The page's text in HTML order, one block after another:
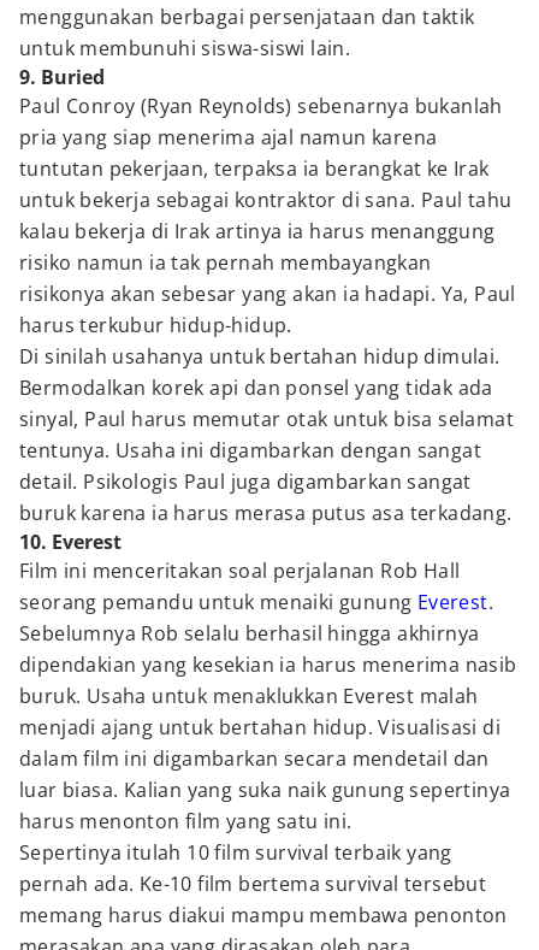
menggunakan berbagai persenjataan dan taktik
untuk membunuhi siswa-siswi lain.
9. Buried
Paul Conroy (Ryan Reynolds) sebenarnya bukanlah
pria yang siap menerima ajal namun karena
tuntutan pekerjaan, terpaksa ia berangkat ke Irak
untuk bekerja sebagai kontraktor di sana. Paul tahu
kalau bekerja di Irak artinya ia harus menanggung
risiko namun ia tak pernah membayangkan
risikonya akan sebesar yang akan ia hadapi. Ya, Paul
harus terkubur hidup-hidup.
Di sinilah usahanya untuk bertahan hidup dimulai.
Bermodalkan korek api dan ponsel yang tidak ada
sinyal, Paul harus memutar otak untuk bisa selamat
tentunya. Usaha ini digambarkan dengan sangat
detail. Psikologis Paul juga digambarkan sangat
buruk karena ia harus merasa putus asa terkadang.
10. Everest
Film ini menceritakan soal perjalanan Rob Hall
seorang pemandu untuk menaiki gunung Everest.
Sebelumnya Rob selalu berhasil hingga akhirnya
dipendakian yang kesekian ia harus menerima nasib
buruk. Usaha untuk menaklukkan Everest malah
menjadi ajang untuk bertahan hidup. Visualisasi di
dalam film ini digambarkan secara mendetail dan
luar biasa. Kalian yang suka naik gunung sepertinya
harus menonton film yang satu ini.
Sepertinya itulah 10 film survival terbaik yang
pernah ada. Ke-10 film bertema survival tersebut
memang harus diakui mampu membawa penonton